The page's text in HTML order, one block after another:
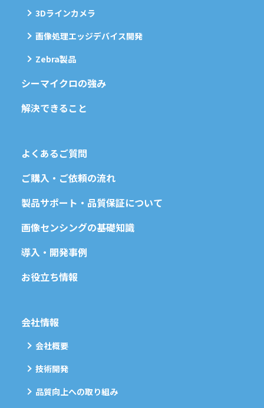
3Dラインカメラ
画像処理エッジデバイス開発
Zebra製品
シーマイクロの強み
解決できること
よくあるご質問
ご購入・ご依頼の流れ
製品サポート・品質保証について
画像センシングの基礎知識
導入・開発事例
お役立ち情報
会社情報
会社概要
技術開発
品質向上への取り組み